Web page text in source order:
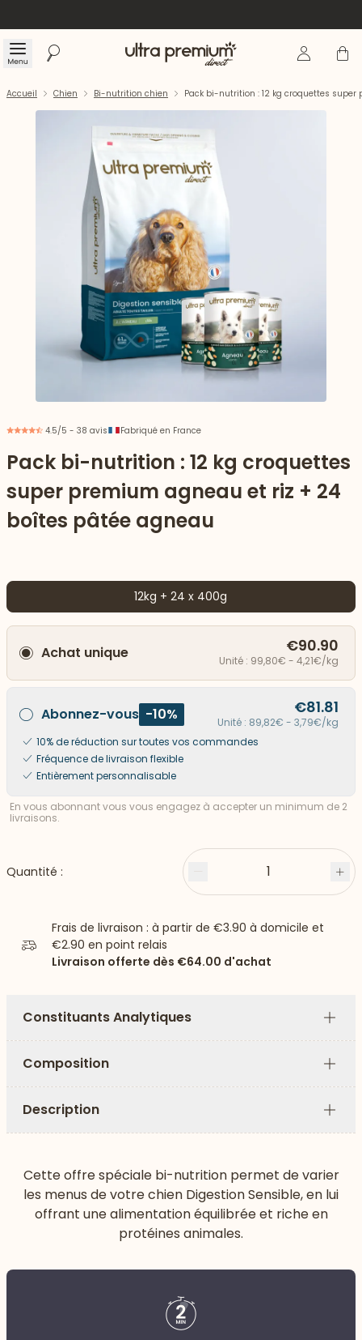
Menu Rechercher Accueil Se Panier
vers le bas
Accueil Chien Bi-nutrition chien Pack bi-nutrition : 12 kg croquettes
4.5/5 - 38 avis Fabriqué en France
Pack bi-nutrition : 12 kg croquettes
super premium agneau et riz + 24
boîtes pâtée agneau
12kg + 24 x 400g
Achat unique €90.90
Unité : 99,80€ - 4,21€/kg
Abonnez-vous -10% €81.81
Unité : 89,82€ - 3,79€/kg
10% de réduction sur toutes vos commandes
Fréquence de livraison flexible
Entièrement personnalisable
En vous abonnant vous vous engagez à accepter un minimum de 2
livraisons.
Quantité : Moins 1
Frais de livraison : à partir de €3.90 à domicile et
€2.90 en point relais
Livraison offerte dès €64.00 d'achat
Constituants Analytiques
Plus
Composition
Plus
Description
Plus
Cette offre spéciale bi-nutrition permet de varier
les menus de votre chien Digestion Sensible, en lui
offrant une alimentation équilibrée et riche en
protéines animales.